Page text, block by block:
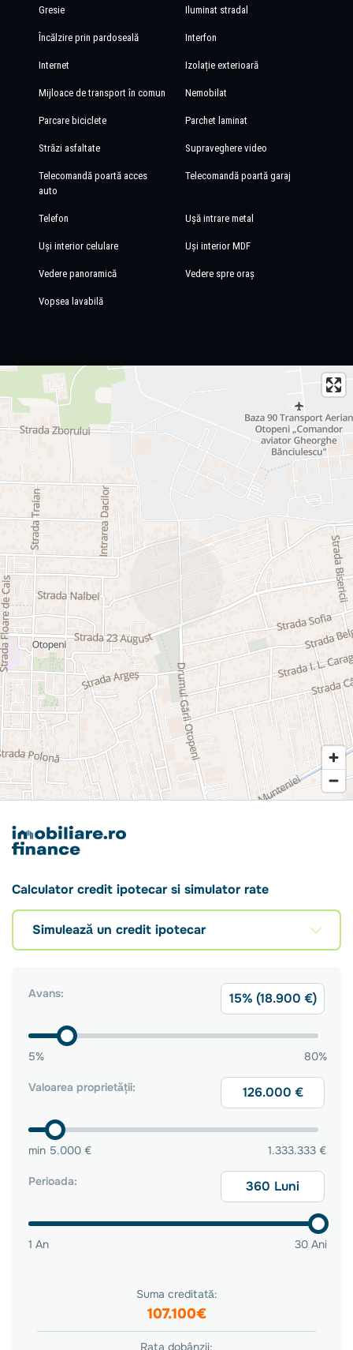
Gresie Iluminat stradal
Încălzire prin pardoseală Interfon
Internet Izolație exterioară
Mijloace de transport în comun Nemobilat
Parcare biciclete Parchet laminat
Străzi asfaltate Supraveghere video
Telecomandă poartă acces
auto
Telecomandă poartă garaj
Telefon Ușă intrare metal
Uși interior celulare Uși interior MDF
Vedere panoramică Vedere spre oraș
Vopsea lavabilă